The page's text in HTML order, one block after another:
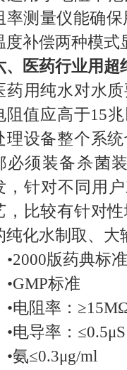
率测量仪能确
度补偿两种模式
、医药行业用超
药用纯水对水
阻值应高于15
理设备整个系
必须装备杀菌
，针对不同用
，比较有针对
纯化水制取、
•2000版药典标准
•GMP标准
•电阻率：
•电导率：≤0.5μS
•氨≤0.3μg/ml